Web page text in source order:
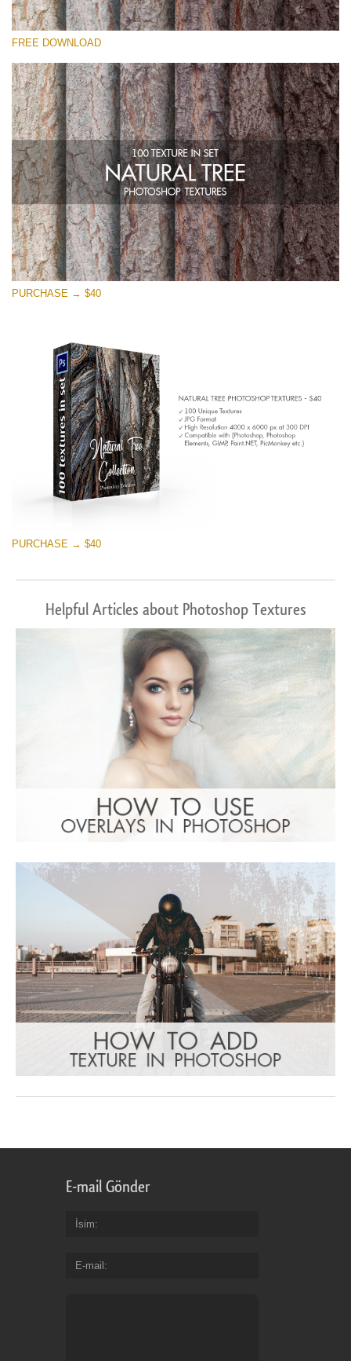
Lütfen seçin
Small 800*533px
Natural Tree
(100 Textures)
Large 6000*4000px
Entire Collection
(1783 Overlays)
Large 6000*4000px
Ücretsiz indirin
FREE DOWNLOAD
PURCHASE → $40
PURCHASE → $40
Helpful Articles about Photoshop Textures
E-mail Gönder
İsim
E-mail